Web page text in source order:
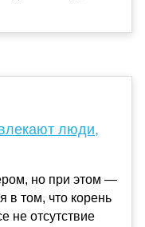
люди,
но при этом —
том, что корень
не отсутствие